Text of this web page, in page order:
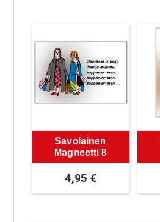
Savolainen
Magneetti 8
4,95 €